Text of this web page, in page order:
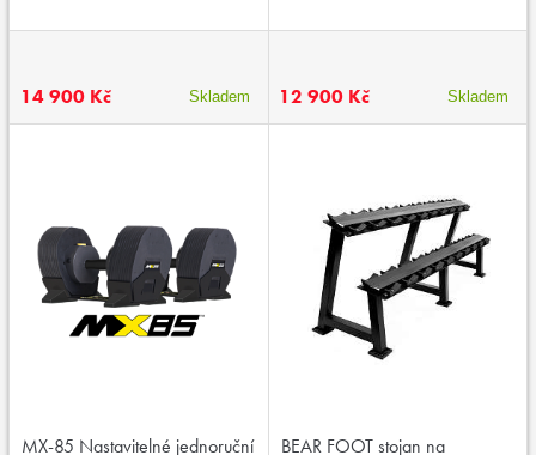
14 900 Kč Skladem 12 900 Kč Skladem
MX-85 Nastavitelné jednoruční
BEAR FOOT stojan na